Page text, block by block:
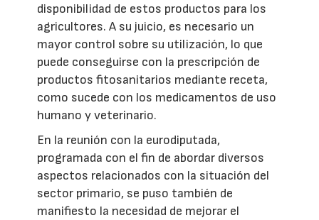
disponibilidad de estos productos para los
agricultores. A su juicio, es necesario un
mayor control sobre su utilización, lo que
puede conseguirse con la prescripción de
productos fitosanitarios mediante receta,
como sucede con los medicamentos de uso
humano y veterinario.
En la reunión con la eurodiputada,
programada con el fin de abordar diversos
aspectos relacionados con la situación del
sector primario, se puso también de
manifiesto la necesidad de mejorar el